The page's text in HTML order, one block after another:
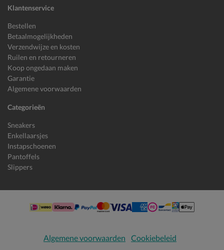
Klantenservice
Bestellen
Betaalmogelijkheden
Verzendwijze en kosten
Ruilen en retourneren
Koop ongedaan maken
Garantie
Algemene voorwaarden
Categorieën
Sneakers
Enkellaarsjes
Instapschoenen
Pantoffels
Slippers
Algemene voorwaarden Cookiebeleid